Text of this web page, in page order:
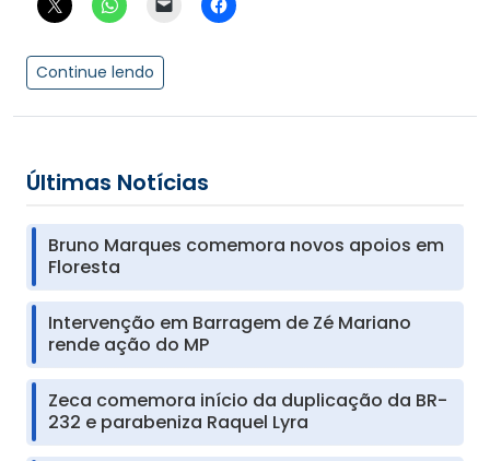
Continue lendo
Últimas Notícias
Bruno Marques comemora novos apoios em
Floresta
Intervenção em Barragem de Zé Mariano
rende ação do MP
Zeca comemora início da duplicação da BR-
232 e parabeniza Raquel Lyra